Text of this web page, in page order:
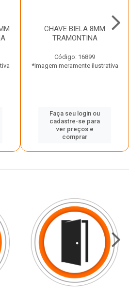
CHAVE BIELA 8MM
TRAMONTINA
Código: 16899
*Imagem meramente ilustrativa
Faça seu login ou
cadastre-se para
ver preços e
comprar